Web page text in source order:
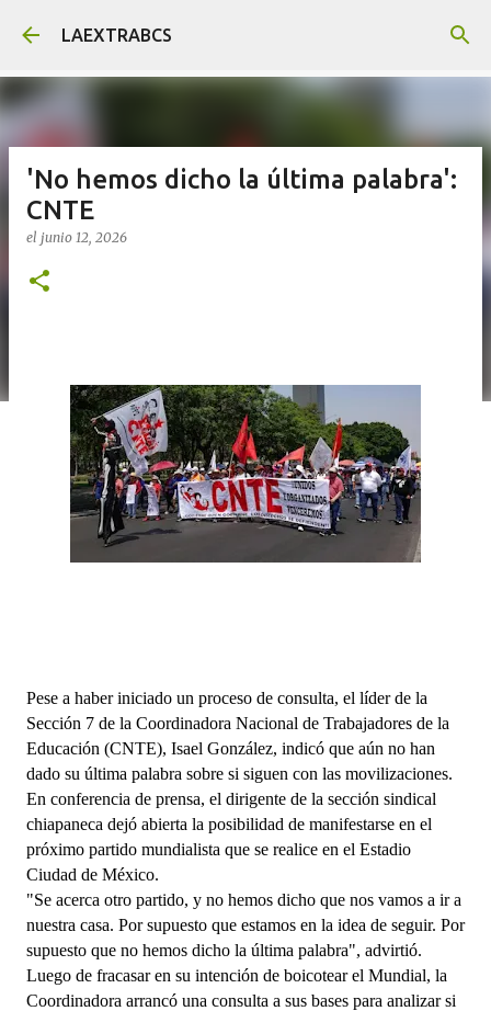
Ir al contenido principal
LAEXTRABCS
'No hemos dicho la última palabra':
CNTE
el junio 12, 2026
Pese a haber iniciado un proceso de consulta, el líder de la
Sección 7 de la Coordinadora Nacional de Trabajadores de la
Educación (CNTE), Isael González, indicó que aún no han
dado su última palabra sobre si siguen con las movilizaciones.
En conferencia de prensa, el dirigente de la sección sindical
chiapaneca dejó abierta la posibilidad de manifestarse en el
próximo partido mundialista que se realice en el Estadio
Ciudad de México.
"Se acerca otro partido, y no hemos dicho que nos vamos a ir a
nuestra casa. Por supuesto que estamos en la idea de seguir. Por
supuesto que no hemos dicho la última palabra", advirtió.
Luego de fracasar en su intención de boicotear el Mundial, la
Coordinadora arrancó una consulta a sus bases para analizar si